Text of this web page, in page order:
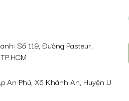
Số 119, Đường Pasteur,
An Phú, Xã Khánh An, Huyện U